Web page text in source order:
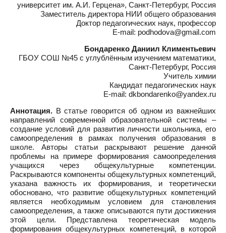
университет им. А.И. Герцена», Санкт-Петербург, Россия
Заместитель директора НИИ общего образования
Доктор педагогических наук, профессор
E-mail: podhodova@gmail.com
Бондаренко Даниил Климентьевич
ГБОУ СОШ №45 с углублённым изучением математики,
Санкт-Петербург, Россия
Учитель химии
Кандидат педагогических наук
E-mail: dkbondarenko@yandex.ru
Аннотация. В статье говорится об одном из важнейших
направлений современной образовательной системы –
создание условий для развития личности школьника, его
самоопределения в рамках получения образования в
школе. Авторы статьи раскрывают решение данной
проблемы на примере формирования самоопределения
учащихся через общекультурные компетенции.
Раскрываются компоненты общекультурных компетенций,
указана важность их формирования, и теоретически
обосновано, что развитие общекультурных компетенций
является необходимым условием для становления
самоопределения, а также описываются пути достижения
этой цели. Представлена теоретическая модель
формирования общекультурных компетенций, в которой